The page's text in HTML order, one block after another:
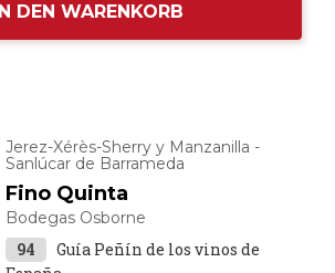
IN DEN WARENKORB
Jerez-Xérès-Sherry y Manzanilla -
Sanlúcar de Barrameda
Fino Quinta
Bodegas Osborne
94
Guía Peñín de los vinos de